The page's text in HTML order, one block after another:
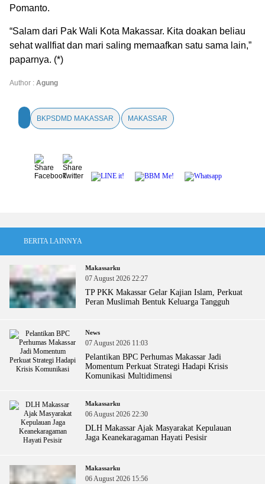
Pomanto.
“Salam dari Pak Wali Kota Makassar. Kita doakan beliau
sehat wallfiat dan mari saling memaafkan satu sama lain,”
paparnya. (*)
Author : Agung
BKPSDMD MAKASSAR MAKASSAR
BERITA LAINNYA
Makassarku
07 August 2026 22:27
TP PKK Makassar Gelar Kajian Islam, Perkuat
Peran Muslimah Bentuk Keluarga Tangguh
News
07 August 2026 11:03
Pelantikan BPC Perhumas Makassar Jadi
Momentum Perkuat Strategi Hadapi Krisis
Komunikasi Multidimensi
Makassarku
06 August 2026 22:30
DLH Makassar Ajak Masyarakat Kepulauan
Jaga Keanekaragaman Hayati Pesisir
Makassarku
06 August 2026 15:56